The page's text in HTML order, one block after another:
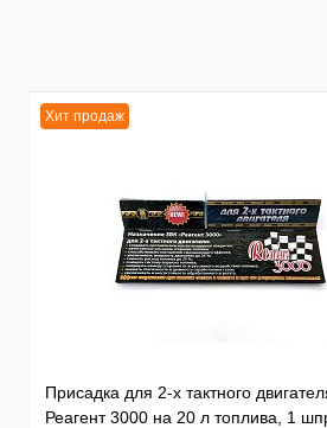
Хит продаж
Присадка для 2-х тактного
Реагент 3000 на 20 л топлива, 1